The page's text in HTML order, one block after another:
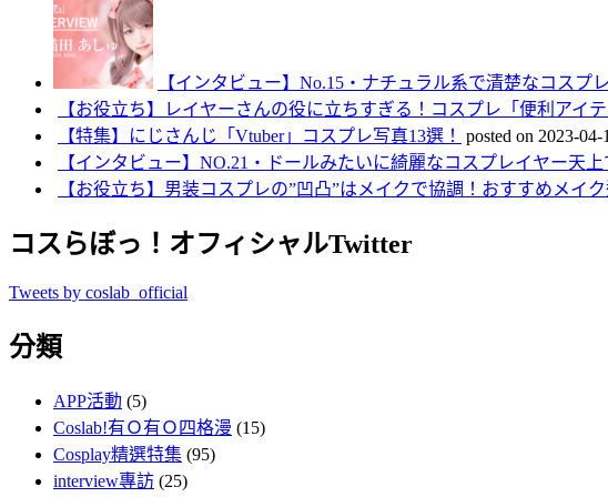
【インタビュー】No.15・ナチュラル系で清楚なコスプ
【お役立ち】レイヤーさんの役に立ちすぎる！コスプレ「便利アイ
【特集】にじさんじ「Vtuber」コスプレ写真13選！
posted on 2023-04-
【インタビュー】NO.21・ドールみたいに綺麗なコスプレイヤー天
【お役立ち】男装コスプレの”凹凸”はメイクで協調！おすすめメイ
コスらぼっ！オフィシャルTwitter
Tweets by coslab_official
分類
APP活動 (5)
Coslab!有Ｏ有Ｏ四格漫 (15)
Cosplay精選特集 (95)
interview專訪 (25)